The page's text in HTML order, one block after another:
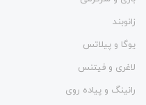
زانوبند
یوگا و پیلاتس
لاغری و فیتنس
رانینگ و پیاده روی